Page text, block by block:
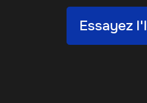
Essayez